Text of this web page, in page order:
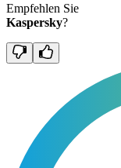
Empfehlen Sie
Kaspersky?